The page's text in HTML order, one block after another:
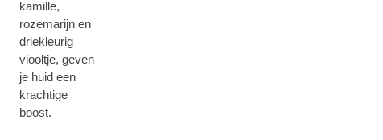
kamille,
rozemarijn en
driekleurig
viooltje, geven
je huid een
krachtige
boost.